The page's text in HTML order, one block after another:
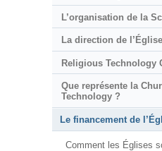
L’organisation de la
La direction de l’Église
Religious Technology
Que représente la
Technology ?
Le financement de
Comment les Églises